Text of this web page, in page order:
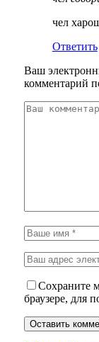
чел
Ответить
Ваш
комментарий
Сохраните
браузере, для